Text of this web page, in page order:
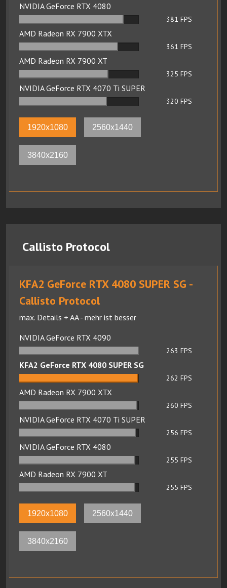
NVIDIA GeForce RTX 4080
381 FPS
AMD Radeon RX 7900 XTX
361 FPS
AMD Radeon RX 7900 XT
325 FPS
NVIDIA GeForce RTX 4070 Ti SUPER
320 FPS
1920x1080 2560x1440
3840x2160
Callisto Protocol
KFA2 GeForce RTX 4080 SUPER SG -
Callisto Protocol
max. Details + AA - mehr ist besser
NVIDIA GeForce RTX 4090
263 FPS
KFA2 GeForce RTX 4080 SUPER SG
262 FPS
AMD Radeon RX 7900 XTX
260 FPS
NVIDIA GeForce RTX 4070 Ti SUPER
256 FPS
NVIDIA GeForce RTX 4080
255 FPS
AMD Radeon RX 7900 XT
255 FPS
1920x1080 2560x1440
3840x2160